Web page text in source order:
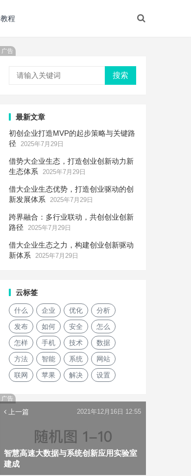
教程
广告
搜索
最新文章
初创企业打造MVP的起步策略与关键路
径
2025年7月29日
借势大企业生态，打造创业创新动力新
生态体系
2025年7月29日
借大企业生态优势，打造创业驱动的创
新发展体系
2025年7月29日
跨界融合：多行业联动，共创创业创新
路径
2025年7月29日
借大企业生态之力，构建创业创新驱动
新体系
2025年7月29日
云标签
什么 企业 优化 分析
发布 如何 安全 怎么
怎样 手机 技术 数据
方法 智能 系统 网站
联网 苹果 解决 设置
广告
上一篇
智慧高速大数据与系统创新应用实验室
建成
2021年12月16日 12:55